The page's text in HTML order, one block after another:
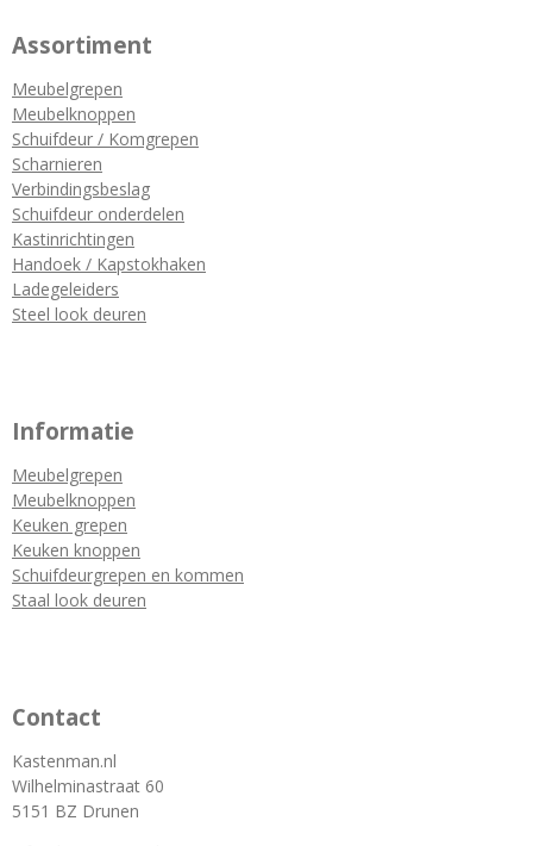
Assortiment
Meubelgrepen
Meubelknoppen
Schuifdeur / Komgrepen
Scharnieren
Verbindingsbeslag
Schuifdeur onderdelen
Kastinrichtingen
Handoek / Kapstokhaken
Ladegeleiders
Steel look deuren
Informatie
Meubelgrepen
Meubelknoppen
Keuken grepen
Keuken knoppen
Schuifdeurgrepen en kommen
Staal look deuren
Contact
Kastenman.nl
Wilhelminastraat 60
5151 BZ Drunen